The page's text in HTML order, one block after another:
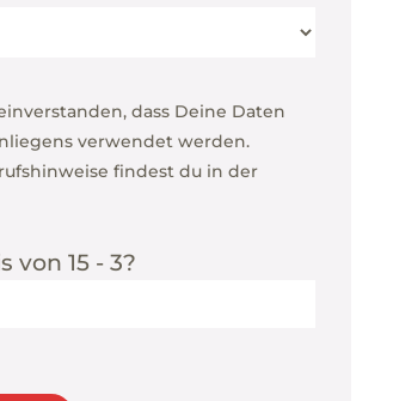
dass Deine Daten
verwendet werden.
findest du in der
von 15 - 3?